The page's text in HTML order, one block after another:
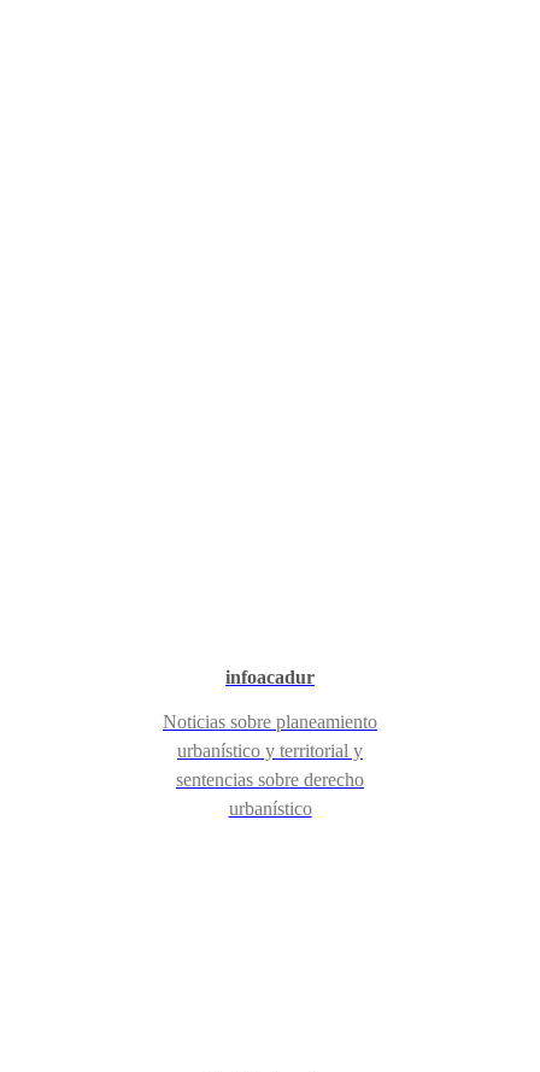
infoacadur
Noticias sobre planeamiento
urbanístico y territorial y
sentencias sobre derecho
urbanístico